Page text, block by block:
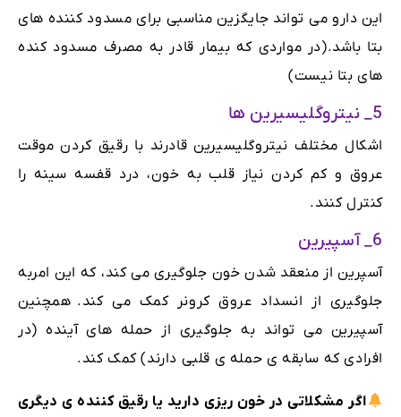
این دارو می تواند جایگزین مناسبی برای مسدود کننده های
بتا باشد.(در مواردی که بیمار قادر به مصرف مسدود کنده
های بتا نیست)
5_ نیتروگلیسیرین ها
اشکال مختلف نیتروگلیسیرین قادرند با رقیق کردن موقت
عروق و کم کردن نیاز قلب به خون، درد قفسه سینه را
کنترل کنند.
6_ آسپیرین
آسپرین از منعقد شدن خون جلوگیری می کند، که این امربه
جلوگیری از انسداد عروق کرونر کمک می کند. همچنین
آسپیرین می تواند به جلوگیری از حمله های آینده (در
افرادی که سابقه ی حمله ی قلبی دارند) کمک کند.
اگر مشکلاتی در خون ریزی دارید یا رقیق کننده ی دیگری